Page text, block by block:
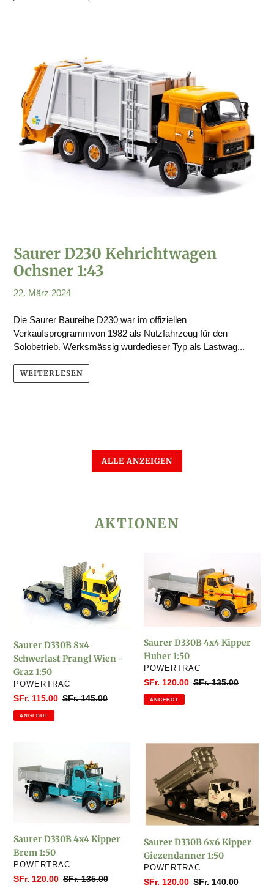
Saurer D230 Kehrichtwagen
Ochsner 1:43
22. März 2024
Die Saurer Baureihe D230 war im offiziellen
Verkaufsprogrammvon 1982 als Nutzfahrzeug für den
Solobetrieb. Werksmässig wurdedieser Typ als Lastwag...
WEITERLESEN
ALLE ANZEIGEN
AKTIONEN
8x4
Schwerlast
-
Graz
1:50
Saurer D330B 8x4
Schwerlast Prangl Wien -
Graz 1:50
VERKÄUFER
POWERTRAC
Sonderpreis
SFr. 115.00 Normaler
SFr. 145.00
ANGEBOT
D330B
4x4
Kipper
Huber
Saurer D330B 4x4 Kipper
Huber 1:50
VERKÄUFER
POWERTRAC
Sonderpreis
SFr. 120.00 Normaler
SFr. 135.00
ANGEBOT
4x4
Kipper
Brem
Saurer D330B 4x4 Kipper
Brem 1:50
VERKÄUFER
POWERTRAC
Sonderpreis
SFr. 120.00 Normaler
SFr. 135.00
Kipper
Giezendanner
1:50
Saurer D330B 6x6 Kipper
Giezendanner 1:50
VERKÄUFER
POWERTRAC
Sonderpreis
SFr. 120.00 Normaler
SFr. 140.00